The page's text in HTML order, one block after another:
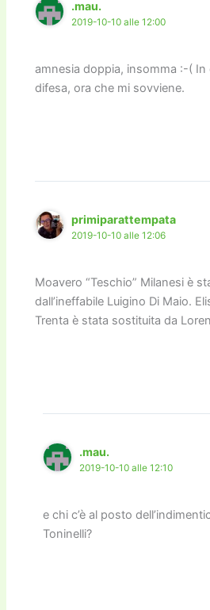
.mau.
2019-10-10 alle 12:00
amnesia doppia, insomma :-( In
difesa, ora che mi sovviene.
primiparattempata
2019-10-10 alle 12:06
Moavero “Teschio” Milanesi è
dall’ineffabile Luigino Di Maio.
Trenta è stata sostituita da
.mau.
2019-10-10 alle 12:10
e chi c’è al posto
Toninelli?